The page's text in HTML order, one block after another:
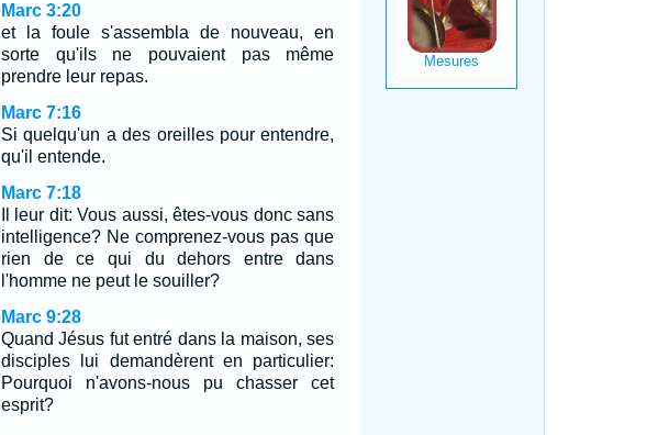
Marc 3:20
et la foule s'assembla de nouveau, en
sorte qu'ils ne pouvaient pas même
prendre leur repas.
Marc 7:16
Si quelqu'un a des oreilles pour entendre,
qu'il entende.
Marc 7:18
Il leur dit: Vous aussi, êtes-vous donc sans
intelligence? Ne comprenez-vous pas que
rien de ce qui du dehors entre dans
l'homme ne peut le souiller?
Marc 9:28
Quand Jésus fut entré dans la maison, ses
disciples lui demandèrent en particulier:
Pourquoi n'avons-nous pu chasser cet
esprit?